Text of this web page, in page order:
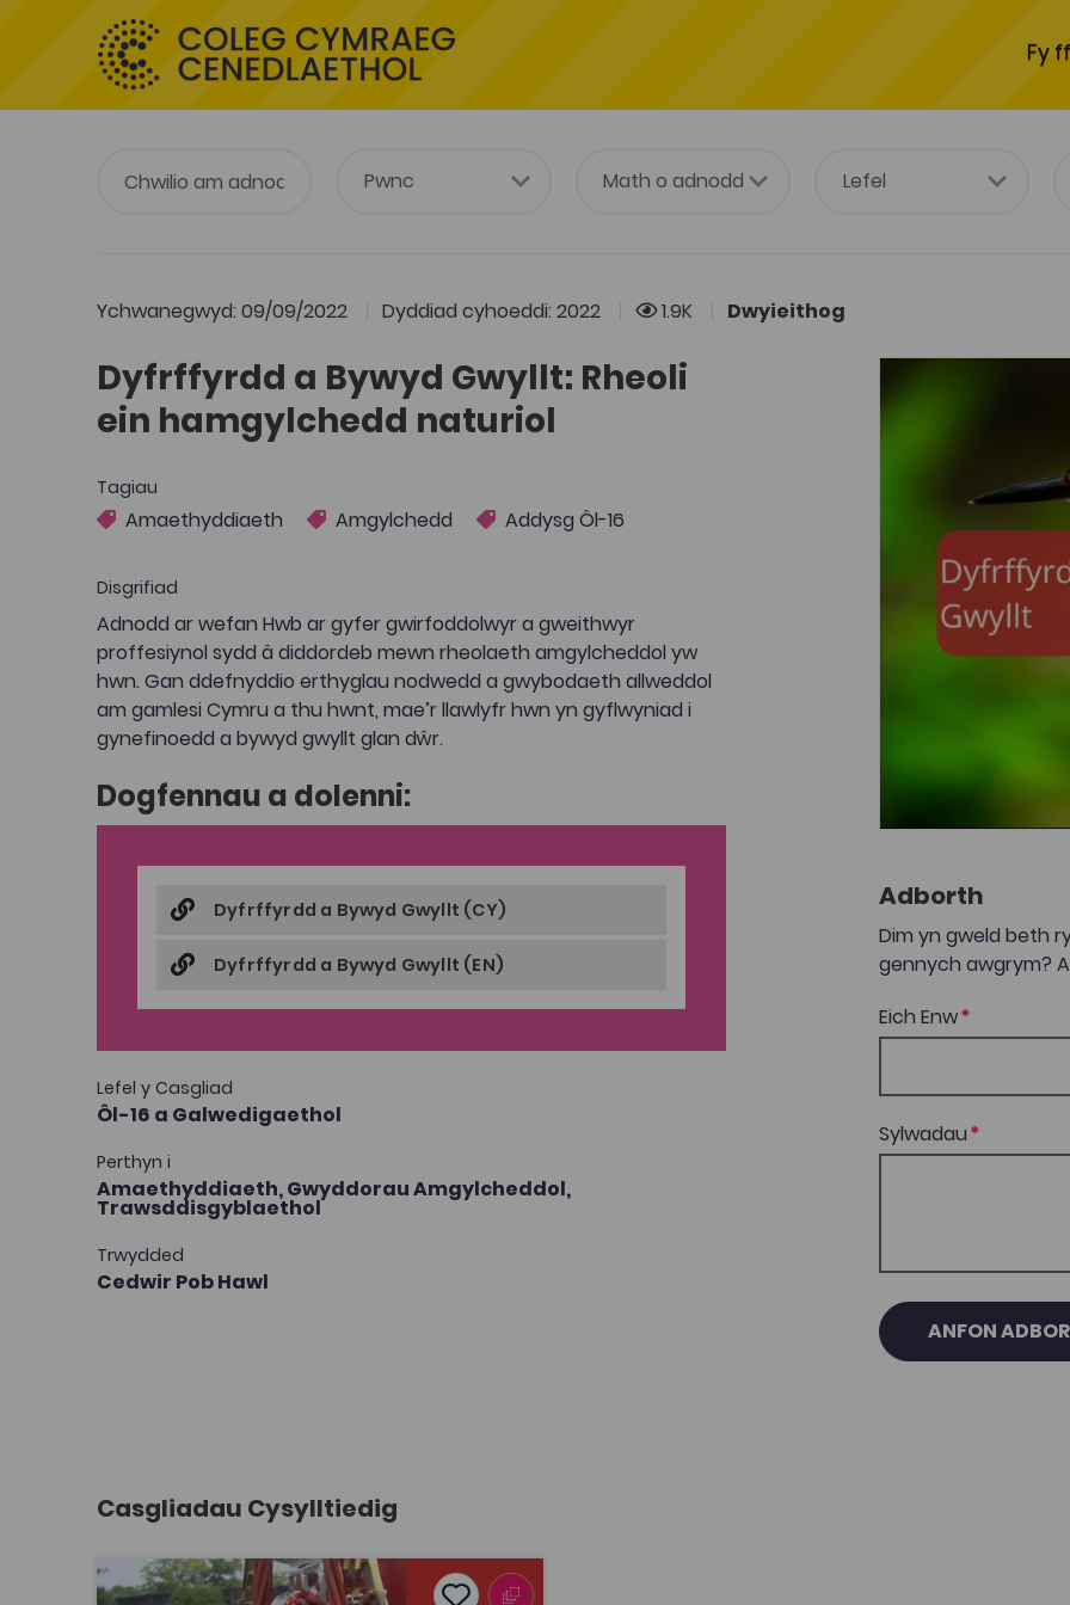
Fy
Ychwanegwyd: 09/09/2022 Dyddiad cyhoeddi: 2022 1.9K Dwyieithog
Dyfrffyrdd a Bywyd Gwyllt: Rheoli
ein hamgylchedd naturiol
Tagiau
Amaethyddiaeth Amgylchedd Addysg Ôl-16
Disgrifiad
Adnodd ar wefan Hwb ar gyfer gwirfoddolwyr a gweithwyr
proffesiynol sydd â diddordeb mewn rheolaeth amgylcheddol yw
hwn. Gan ddefnyddio erthyglau nodwedd a gwybodaeth allweddol
am gamlesi Cymru a thu hwnt, mae’r llawlyfr hwn yn gyflwyniad i
gynefinoedd a bywyd gwyllt glan dŵr.
Dogfennau a dolenni:
Dyfrffyrdd a Bywyd Gwyllt (CY)
Dyfrffyrdd a Bywyd Gwyllt (EN)
Lefel y Casgliad
Ôl-16 a Galwedigaethol
Perthyn i
Amaethyddiaeth,Gwyddorau Amgylcheddol,
Trawsddisgyblaethol
Trwydded
Cedwir Pob Hawl
Adborth
Dim yn gweld beth
gennych awgrym?
Eich Enw
Sylwadau
ANFON
Casgliadau Cysylltiedig
Llygredd a gwastraff mewn amaeth